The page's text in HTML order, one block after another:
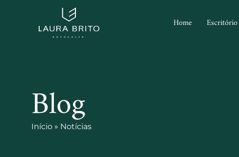
Home Escritório
Blog
Início » Notícias